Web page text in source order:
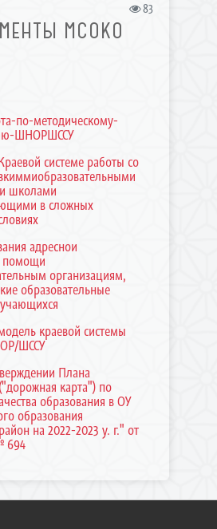
83
МСОКО
по-методическому-
ШНОРШССУ
системе работы со
школами
в сложных
адреснои
помощи
организациям,
образовательные
краевой системы
ШССУ
Плана
карта") по
образования в ОУ
образования
на 2022-2023 у. г." от
694